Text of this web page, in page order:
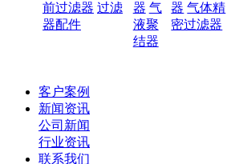
前过滤器 过滤
器配件
器 气
液聚
结器
器 气体精
密过滤器
客户案例
新闻资讯
公司新闻
行业资讯
联系我们